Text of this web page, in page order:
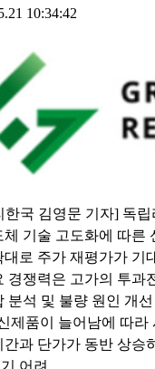
10:34:42
한국 김영문 기자] 독
체 기술 고도화에 따른
대로 주가 재평가가 기
경쟁력은 고가의 투과
분석 및 불량 원인 개
제품이 늘어남에 따라
간과 단가가 동반 상승